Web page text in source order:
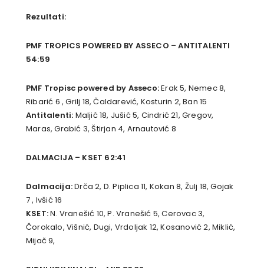
Rezultati:
PMF TROPICS POWERED BY ASSECO – ANTITALENTI
54:59
PMF Tropisc powered by Asseco:Erak 5, Nemec 8,
Ribarić 6 , Grilj 18, Čaldarević, Kosturin 2, Ban 15
Antitalenti: Maljić 18, Jušić 5, Cindrić 21, Gregov,
Maras, Grabić 3, Štirjan 4, Arnautović 8
DALMACIJA – KSET 62:41
Dalmacija:Drča 2, D. Piplica 11, Kokan 8, Žulj 18, Gojak
7 , Ivšić 16
KSET:N. Vranešić 10, P. Vranešić 5, Cerovac 3,
Čorokalo, Višnić, Dugi, Vrdoljak 12, Kosanović 2, Miklić,
Mijač 9,